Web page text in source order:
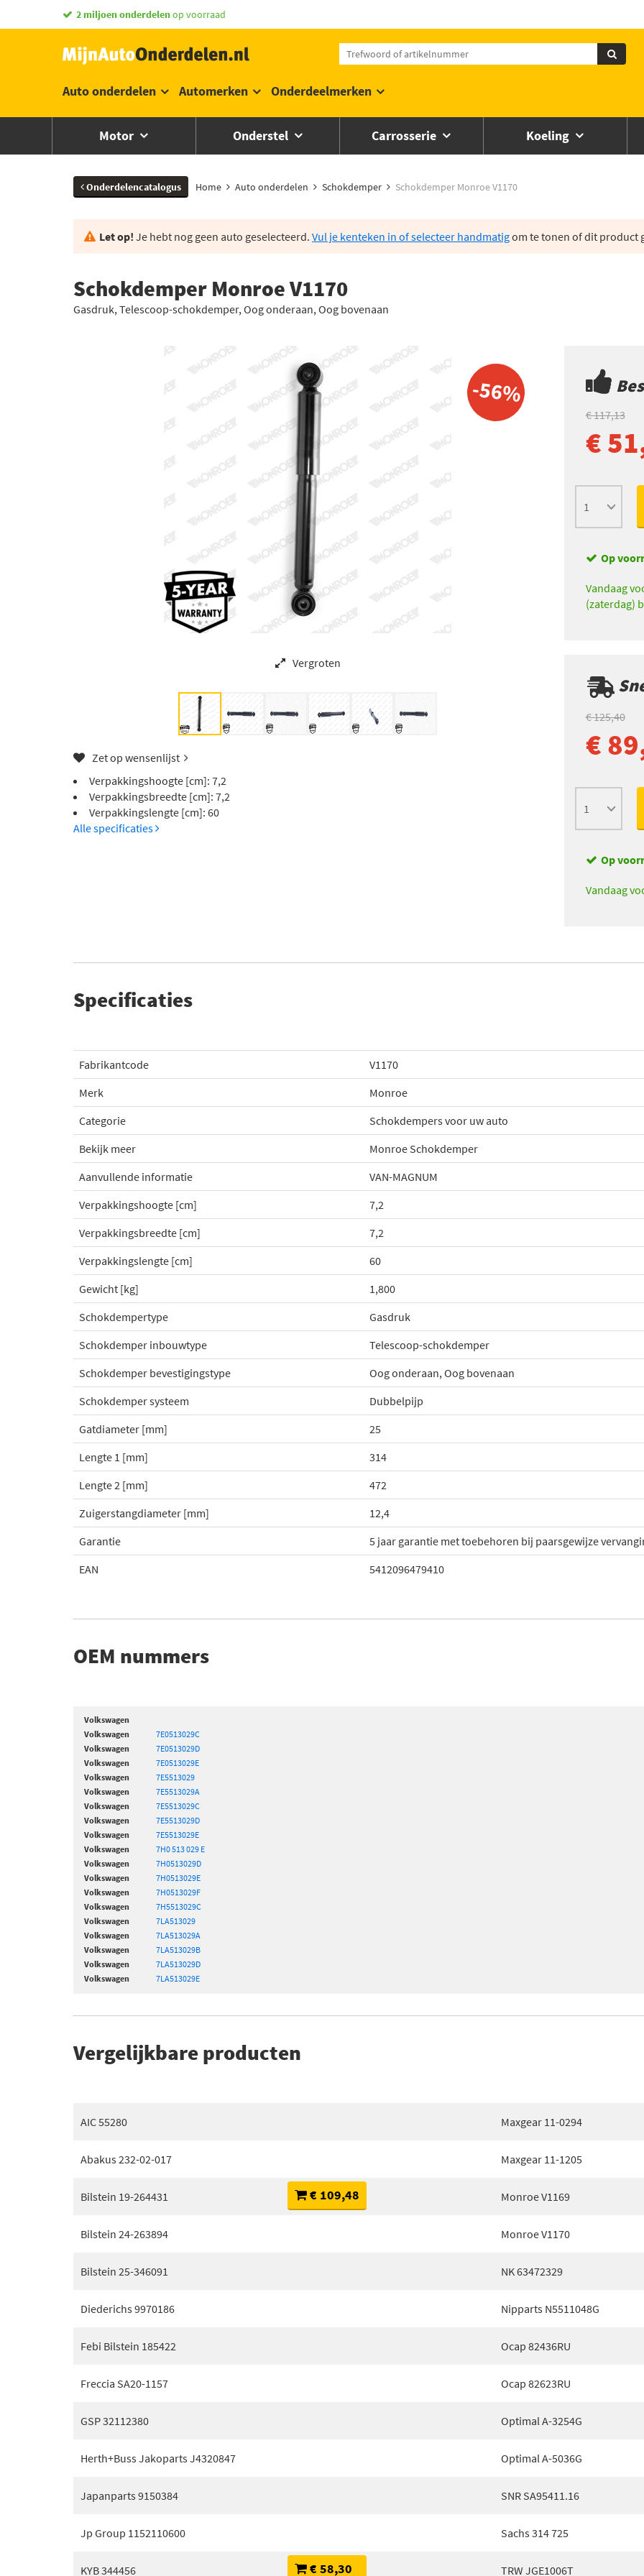
vandaag besteld,morgen in huis *
Auto onderdelen Automerken Onderdeelmerken
Motor Onderstel Carrosserie Koeling
Onderdelencatalogus Home Auto onderdelen Schokdemper Schokdemper Monroe V1170
Let op! Je hebt nog geen auto geselecteerd. Vul je kenteken in of selecteer handmatigom te tonen of dit product
Schokdemper Monroe V1170
Gasdruk, Telescoop-schokdemper, Oog onderaan, Oog bovenaan
-56%
Vergroten
Zet op wensenlijst
Verpakkingshoogte [cm]: 7,2
Verpakkingsbreedte [cm]: 7,2
Verpakkingslengte [cm]: 60
Alle specificaties
€ 117,13
€
Op
Vandaag
(zaterdag)
€ 125,40
€
Op
Vandaag
Specificaties
Fabrikantcode
V1170
Merk
Monroe
Categorie
Schokdempers voor uw auto
Bekijk meer
Monroe Schokdemper
Aanvullende informatie
VAN-MAGNUM
Verpakkingshoogte [cm]
7,2
Verpakkingsbreedte [cm]
7,2
Verpakkingslengte [cm]
60
Gewicht [kg]
1,800
Schokdempertype
Gasdruk
Schokdemper inbouwtype
Telescoop-schokdemper
Schokdemper bevestigingstype
Oog onderaan, Oog bovenaan
Schokdemper systeem
Dubbelpijp
Gatdiameter [mm]
25
Lengte 1 [mm]
314
Lengte 2 [mm]
472
Zuigerstangdiameter [mm]
12,4
Garantie
5 jaar garantie met toebehoren bij paarsgewijze
EAN
5412096479410
OEM nummers
Volkswagen
Volkswagen
7E0513029C
Volkswagen
7E0513029D
Volkswagen
7E0513029E
Volkswagen
7E5513029
Volkswagen
7E5513029A
Volkswagen
7E5513029C
Volkswagen
7E5513029D
Volkswagen
7E5513029E
Volkswagen
7H0 513 029 E
Volkswagen
7H0513029D
Volkswagen
7H0513029E
Volkswagen
7H0513029F
Volkswagen
7H5513029C
Volkswagen
7LA513029
Volkswagen
7LA513029A
Volkswagen
7LA513029B
Volkswagen
7LA513029D
Volkswagen
7LA513029E
Vergelijkbare producten
AIC 55280
Abakus 232-02-017
Bilstein 19-264431 € 109,48
Bilstein 24-263894
Bilstein 25-346091
Diederichs 9970186
Febi Bilstein 185422
Freccia SA20-1157
GSP 32112380
Herth+Buss Jakoparts J4320847
Japanparts 9150384
Jp Group 1152110600
KYB 344456 € 58,30
Maxgear 11-0294
Maxgear 11-1205
Monroe V1169
Monroe V1170
NK 63472329
Nipparts N5511048G
Ocap 82436RU
Ocap 82623RU
Optimal A-3254G
Optimal A-5036G
SNR SA95411.16
Sachs 314 725
TRW JGE1006T